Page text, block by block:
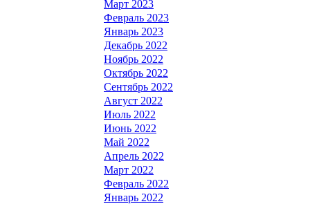
Март 2023
Февраль 2023
Январь 2023
Декабрь 2022
Ноябрь 2022
Октябрь 2022
Сентябрь 2022
Август 2022
Июль 2022
Июнь 2022
Май 2022
Апрель 2022
Март 2022
Февраль 2022
Январь 2022